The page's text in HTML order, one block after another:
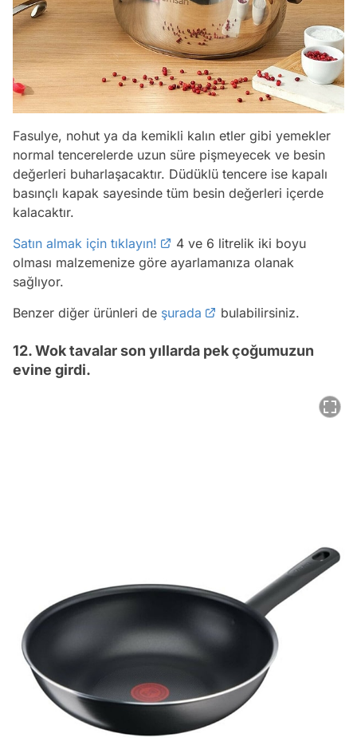
Fasulye, nohut ya da kemikli kalın etler gibi yemekler
normal tencerelerde uzun süre pişmeyecek ve besin
değerleri buharlaşacaktır. Düdüklü tencere ise kapalı
basınçlı kapak sayesinde tüm besin değerleri içerde
kalacaktır.
Satın almak için tıklayın!
4 ve 6 litrelik iki boyu
olması malzemenize göre ayarlamanıza olanak
sağlıyor.
Benzer diğer ürünleri de şurada bulabilirsiniz.
12. Wok tavalar son yıllarda pek çoğumuzun
evine girdi.